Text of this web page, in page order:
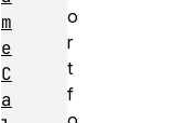
o
r
t
f
m
e
C
a